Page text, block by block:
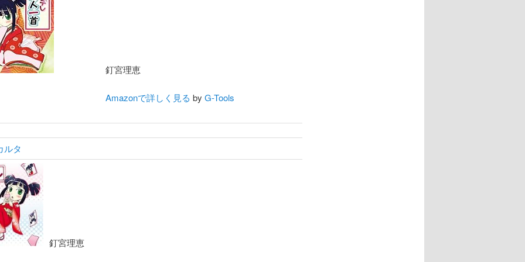
釘宮理恵
Amazonで詳しく見る by G-Tools
ルタ
釘宮理恵